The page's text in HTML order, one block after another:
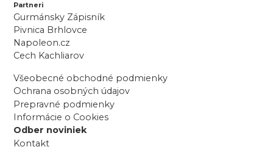
Partneri
Gurmánsky Zápisník
Pivnica Brhlovce
Napoleon.cz
Cech Kachliarov
Všeobecné obchodné podmienky
Ochrana osobných údajov
Prepravné podmienky
Informácie o Cookies
Odber noviniek
Kontakt